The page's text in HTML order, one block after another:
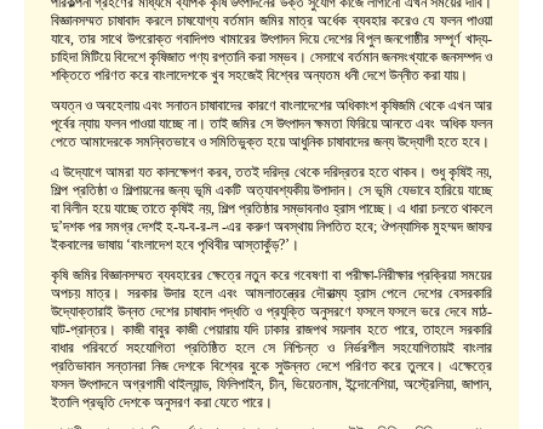
বিজ্ঞানসম্মত চাষাবাদ করলে চাষযোগ্য বর্তমান জমির মাত্র অর্ধেক ব্যবহার করেও যে ফলন পাওয়া
যাবে, তার সাথে উপরোক্ত গবাদিপশু খামারের উৎপাদন দিয়ে দেশের বিপুল জনগোষ্ঠীর সম্পূর্ণ খাদ্য-
চাহিদা মিটিয়ে বিদেশে কৃষিজাত পণ্য রপ্তানি করা সম্ভব। সেসাথে বর্তমান জনসংখ্যাকে জনসম্পদ ও
শক্তিতে পরিণত করে বাংলাদেশকে খুব সহজেই বিশ্বের অন্যতম ধনী দেশে উন্নীত করা যায়।
অযত্ন ও অবহেলায় এবং সনাতন চাষাবাদের কারণে বাংলাদেশের অধিকাংশ কৃষিজমি থেকে এখন আর
পূর্বের ন্যায় ফলন পাওয়া যাচ্ছে না। তাই জমির সে উৎপাদন ক্ষমতা ফিরিয়ে আনতে এবং অধিক ফলন
পেতে আমাদেরকে সমন্বিতভাবে ও সমিতিভুক্ত হয়ে আধুনিক চাষাবাদের জন্য উদ্যোগী হতে হবে।
এ উদ্যোগে আমরা যত কালক্ষেপণ করব, ততই দরিদ্র থেকে দরিদ্রতর হতে থাকব। শুধু কৃষিই নয়,
শিল্প প্রতিষ্ঠা ও শিল্পায়নের জন্য ভূমি একটি অত্যাবশ্যকীয় উপাদান। সে ভূমি যেভাবে হারিয়ে যাচ্ছে
বা বিলীন হয়ে যাচ্ছে তাতে কৃষিই নয়, শিল্প প্রতিষ্ঠার সম্ভাবনাও হ্রাস পাচ্ছে। এ ধারা চলতে থাকলে
দু’দশক পর সমগ্র দেশই হ-য-ব-র-ল -এর করুণ অবস্থায় নিপতিত হবে; ঔপন্যাসিক মুহম্মদ জাফর
ইকবালের ভাষায় ‘বাংলাদেশ হবে পৃথিবীর আস্তাকুঁড়?’।
কৃষি জমির বিজ্ঞানসম্মত ব্যবহারের ক্ষেত্রে নতুন করে গবেষণা বা পরীক্ষা-নিরীক্ষার প্রক্রিয়া সময়ের
অপচয় মাত্র। সরকার উদার হলে এবং আমলাতন্ত্রের দৌরাত্ম্য হ্রাস পেলে দেশের বেসরকারি
উদ্যোক্তারাই উন্নত দেশের চাষাবাদ পদ্ধতি ও প্রযুক্তি অনুসরণে ফসলে ফসলে ভরে দেবে মাঠ-
ঘাট-প্রান্তর। কাজী বাবুর কাজী পেয়ারায় যদি ঢাকার রাজপথ সয়লাব হতে পারে, তাহলে সরকারি
বাধার পরিবর্তে সহযোগিতা প্রতিষ্ঠিত হলে সে নিশ্চিন্ত ও নির্ভরশীল সহযোগিতায়ই বাংলার
প্রতিভাবান সন্তানরা নিজ দেশকে বিশ্বের বুকে সুউন্নত দেশে পরিণত করে তুলবে। এক্ষেত্রে
ফসল উৎপাদনে অগ্রগামী থাইল্যান্ড, ফিলিপাইন, চীন, ভিয়েতনাম, ইন্দোনেশিয়া, অস্ট্রেলিয়া, জাপান,
ইতালি প্রভৃতি দেশকে অনুসরণ করা যেতে পারে।